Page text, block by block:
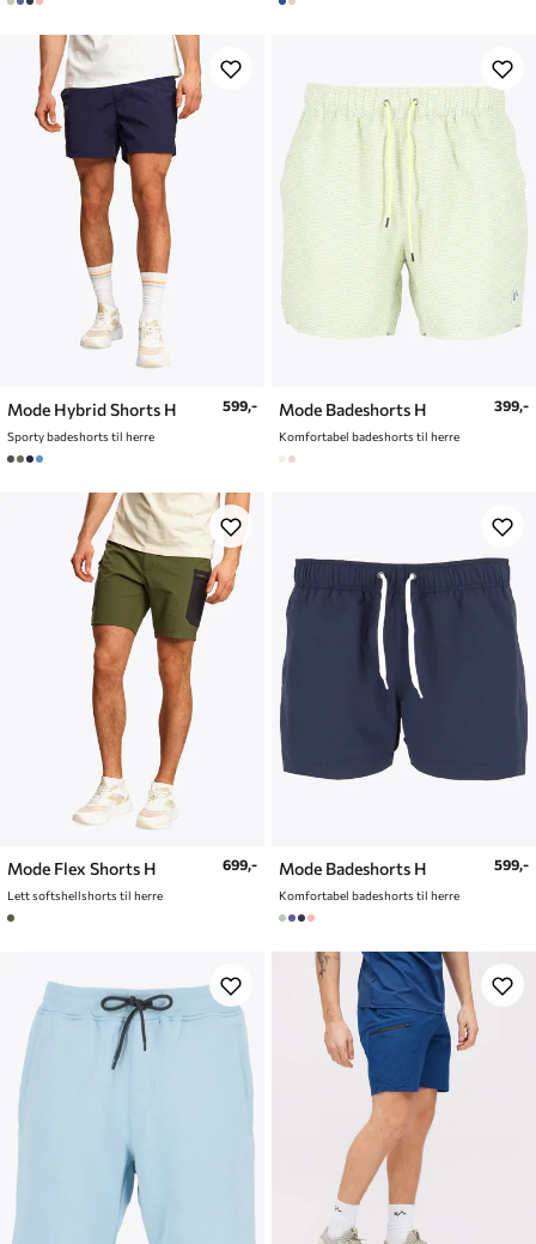
Mode Hybrid Shorts H
Sporty badeshorts til herre
599,- Mode Badeshorts H
Komfortabel badeshorts til herre
399,-
Mode Flex Shorts H
Lett softshellshorts til herre
699,- Mode Badeshorts H
Komfortabel badeshorts til herre
599,-